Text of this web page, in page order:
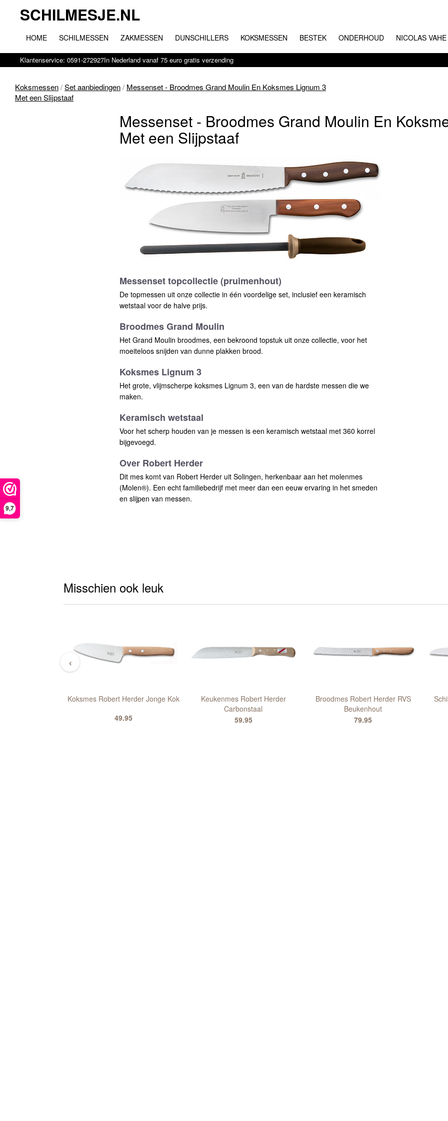
9,7
SCHILMESJE.NL
HOME SCHILMESSEN ZAKMESSEN DUNSCHILLERS KOKSMESSEN BESTEK ONDERHOUD NICOLAS VAHE
Klantenservice: 0591-272927In Nederland vanaf 75 euro gratis verzending
Koksmessen/Set aanbiedingen/ Messenset - Broodmes Grand Moulin En Koksmes Lignum 3
Met een Slijpstaaf
Messenset - Broodmes Grand Moulin En
Met een Slijpstaaf
Messenset topcollectie (pruimenhout)
De topmessen uit onze collectie in één voordelige set, inclusief een keramisch
wetstaal voor de halve prijs.
Broodmes Grand Moulin
Het Grand Moulin broodmes, een bekroond topstuk uit onze collectie, voor het
moeiteloos snijden van dunne plakken brood.
Koksmes Lignum 3
Het grote, vlijmscherpe koksmes Lignum 3, een van de hardste messen die we
maken.
Keramisch wetstaal
Voor het scherp houden van je messen is een keramisch wetstaal met 360 korrel
bijgevoegd.
Over Robert Herder
Dit mes komt van Robert Herder uit Solingen, herkenbaar aan het molenmes
(Molen®). Een echt familiebedrijf met meer dan een eeuw ervaring in het smeden
en slijpen van messen.
Misschien ook leuk
‹
Koksmes Robert Herder Jonge Kok
49.95
Keukenmes Robert Herder
Carbonstaal
59.95
Broodmes Robert Herder RVS
Beukenhout
79.95